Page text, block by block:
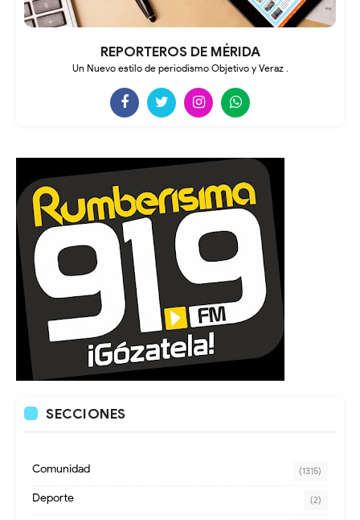
REPORTEROS DE MÉRIDA
Un Nuevo estilo de periodismo Objetivo y Veraz .
SECCIONES
Comunidad (1315)
Deporte (2)